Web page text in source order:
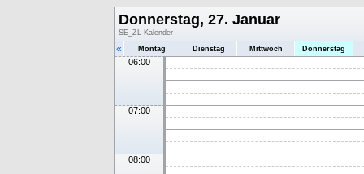
Donnerstag, 27. Januar
SE_ZL Kalender
« Montag Dienstag Mittwoch Donnerstag
06:00
07:00
08:00